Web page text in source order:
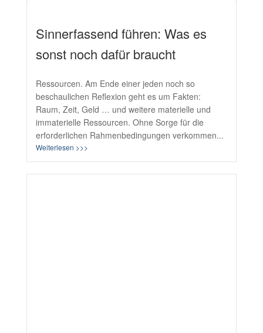
Sinnerfassend führen: Was es
sonst noch dafür braucht
Ressourcen. Am Ende einer jeden noch so
beschaulichen Reflexion geht es um Fakten:
Raum, Zeit, Geld … und weitere materielle und
immaterielle Ressourcen. Ohne Sorge für die
erforderlichen Rahmenbedingungen verkommen...
Weiterlesen >>>